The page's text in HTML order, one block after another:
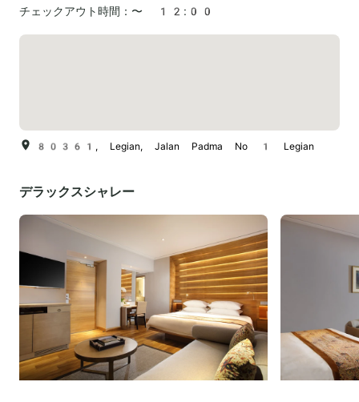
チェックアウト時間： 〜 12:00
80361, Legian, Jalan Padma No 1 Legian
デラックスシャレー